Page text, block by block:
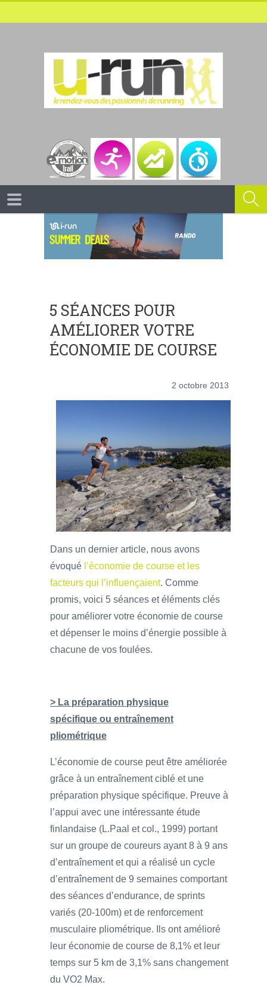
5 SÉANCES POUR
AMÉLIORER VOTRE
ÉCONOMIE DE COURSE
2 octobre 2013
Dans un dernier article, nous avons
évoqué l’économie de course et les
facteurs qui l’influençaient. Comme
promis, voici 5 séances et éléments clés
pour améliorer votre économie de course
et dépenser le moins d’énergie possible à
chacune de vos foulées.
> La préparation physique
spécifique ou entraînement
pliométrique
L’économie de course peut être améliorée
grâce à un entraînement ciblé et une
préparation physique spécifique. Preuve à
l’appui avec une intéressante étude
finlandaise (L.Paal et col., 1999) portant
sur un groupe de coureurs ayant 8 à 9 ans
d’entraînement et qui a réalisé un cycle
d’entraînement de 9 semaines comportant
des séances d’endurance, de sprints
variés (20-100m) et de renforcement
musculaire pliométrique. Ils ont amélioré
leur économie de course de 8,1% et leur
temps sur 5 km de 3,1% sans changement
du VO2 Max.